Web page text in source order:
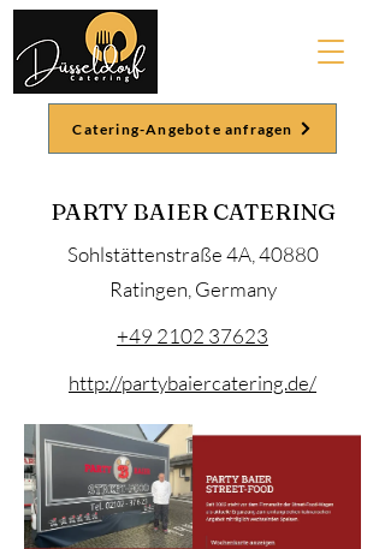
Catering-Angebote anfragen
PARTY BAIER CATERING
Sohlstättenstraße 4A, 40880
Ratingen, Germany
+49 2102 37623
http://partybaiercatering.de/